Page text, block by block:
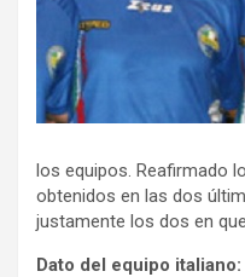
los equipos. Reafirmado
obtenidos en las dos
justamente los dos en
Dato del equipo italiano: